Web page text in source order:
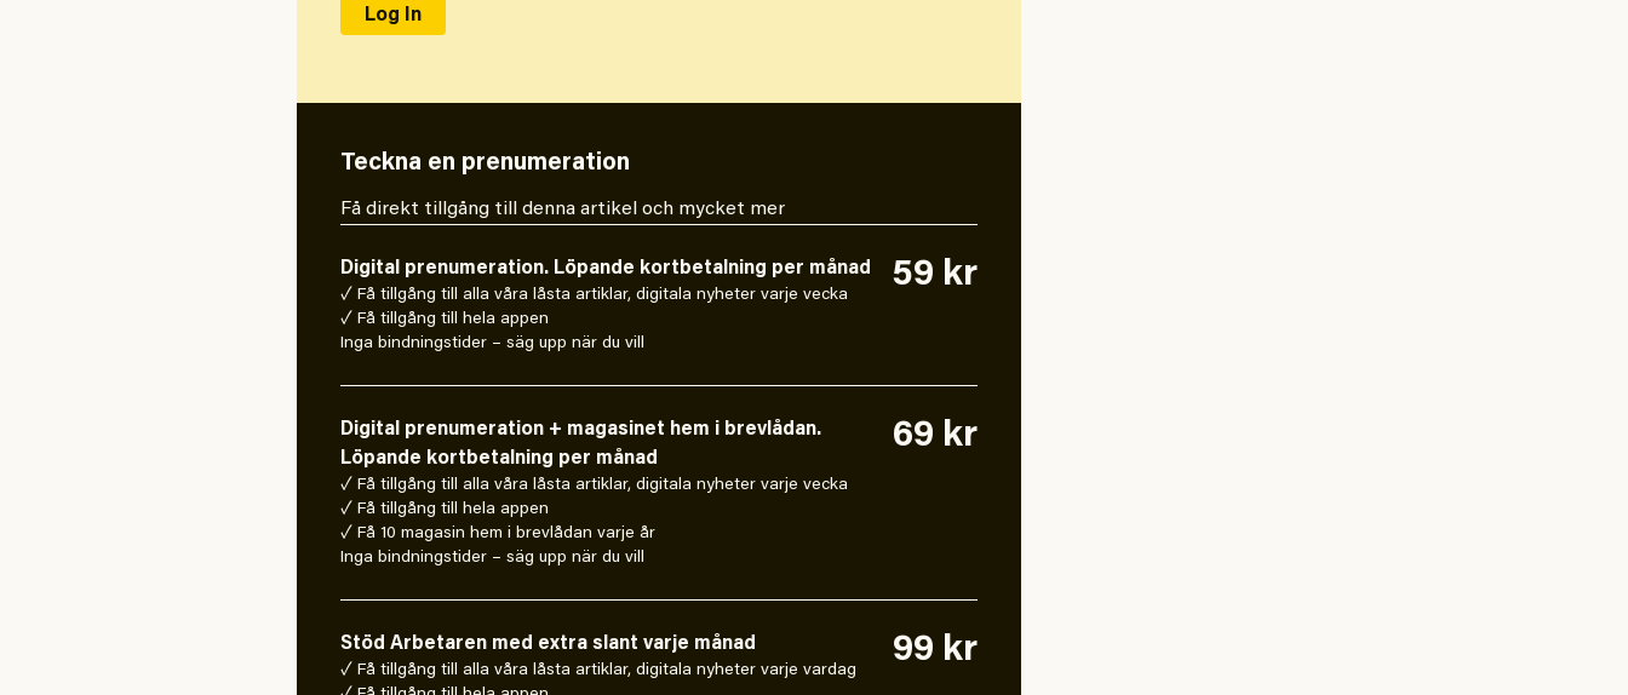
Teckna en prenumeration
Få direkt tillgång till denna artikel och mycket mer
Digital prenumeration. Löpande kortbetalning per månad
✓ Få tillgång till alla våra låsta artiklar, digitala nyheter varje vecka
✓ Få tillgång till hela appen
Inga bindningstider – säg upp när du vill
59 kr
Digital prenumeration + magasinet hem i brevlådan.
Löpande kortbetalning per månad
✓ Få tillgång till alla våra låsta artiklar, digitala nyheter varje vecka
✓ Få tillgång till hela appen
✓ Få 10 magasin hem i brevlådan varje år
Inga bindningstider – säg upp när du vill
69 kr
Stöd Arbetaren med extra slant varje månad
✓ Få tillgång till alla våra låsta artiklar, digitala nyheter varje vardag
99 kr